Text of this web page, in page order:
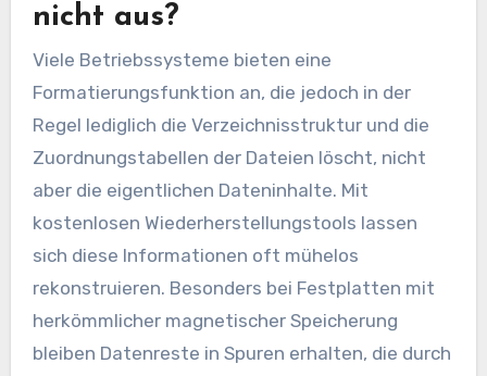
nicht aus?
Viele Betriebssysteme bieten eine
Formatierungsfunktion an, die jedoch in der
Regel lediglich die Verzeichnisstruktur und die
Zuordnungstabellen der Dateien löscht, nicht
aber die eigentlichen Dateninhalte. Mit
kostenlosen Wiederherstellungstools lassen
sich diese Informationen oft mühelos
rekonstruieren. Besonders bei Festplatten mit
herkömmlicher magnetischer Speicherung
bleiben Datenreste in Spuren erhalten, die durch